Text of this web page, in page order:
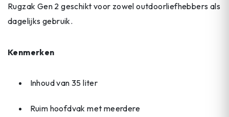
Rugzak Gen 2 geschikt voor zowel outdoorliefhebbers als
dagelijks gebruik.
Kenmerken
Inhoud van 35 liter
Ruim hoofdvak met meerdere